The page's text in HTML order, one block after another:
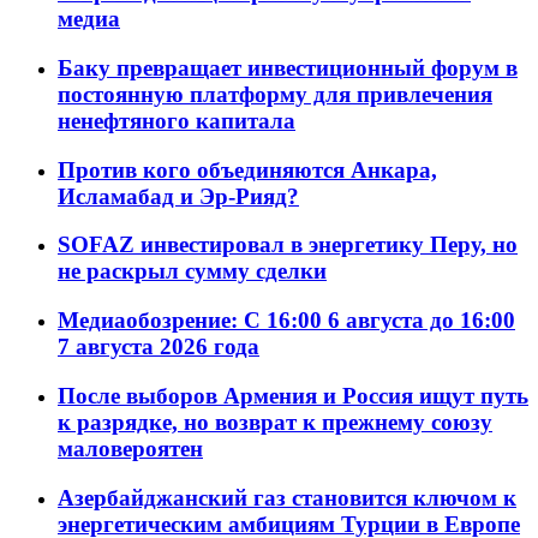
медиа
Баку превращает инвестиционный форум в
постоянную платформу для привлечения
ненефтяного капитала
Против кого объединяются Анкара,
Исламабад и Эр-Рияд?
SOFAZ инвестировал в энергетику Перу, но
не раскрыл сумму сделки
Медиаобозрение: С 16:00 6 августа до 16:00
7 августа 2026 года
После выборов Армения и Россия ищут путь
к разрядке, но возврат к прежнему союзу
маловероятен
Азербайджанский газ становится ключом к
энергетическим амбициям Турции в Европе